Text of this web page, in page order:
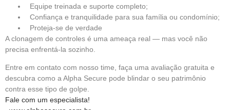
Equipe treinada e suporte completo;
Confiança e tranquilidade para sua família ou condomínio;
Proteja-se de verdade
A clonagem de controles é uma ameaça real — mas você não
precisa enfrentá-la sozinho.
Entre em contato com nosso time, faça uma avaliação gratuita e
descubra como a Alpha Secure pode blindar o seu patrimônio
contra esse tipo de golpe.
Fale com um especialista!